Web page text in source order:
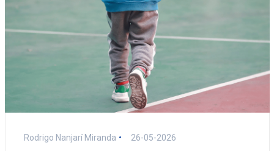
Rodrigo Nanjarí Miranda 26-05-2026